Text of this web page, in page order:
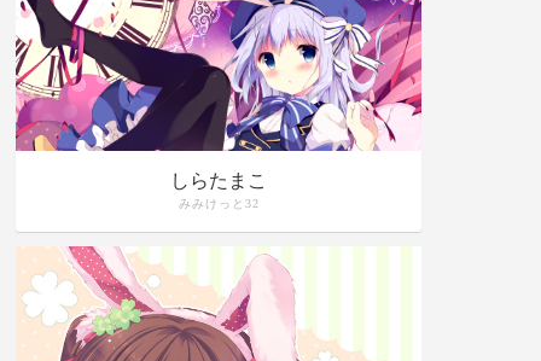
しらたまこ
みみけっと32